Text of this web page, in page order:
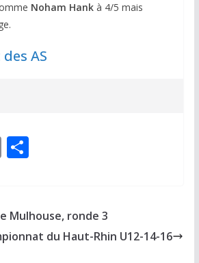
Noham Hankà 4/5 mais
AS
E
l
P
g
er
Mulhouse, ronde 3
du Haut-Rhin U12-14-16